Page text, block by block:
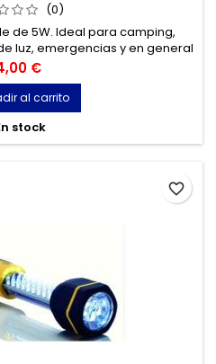
(0)
de 5W. Ideal para camping,
luz, emergencias y en general
que se precise una iluminación
€
al carrito
stock
favorite_border